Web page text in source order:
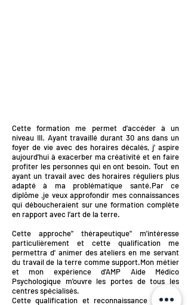
Cette formation me permet d'accéder à un
niveau III. Ayant travaillé durant 30 ans dans un
foyer de vie avec des horaires décalés, j' aspire
aujourd'hui à exacerber ma créativité et en faire
profiter les personnes qui en ont besoin. Tout en
ayant un travail avec des horaires réguliers plus
adapté à ma problématique santé.Par ce
diplôme ,je veux approfondir mes connaissances
qui déboucheraient sur une formation complète
en rapport avec l’art de la terre.
Cette approche" thérapeutique" m'intéresse
particulièrement et cette qualification me
permettra d' animer des ateliers en me servant
du travail de la terre comme support.Mon métier
et mon expérience d’AMP Aide Médico
Psychologique m'ouvre les portes de tous les
centres spécialisés.
Cette qualification et reconnaissance en tant